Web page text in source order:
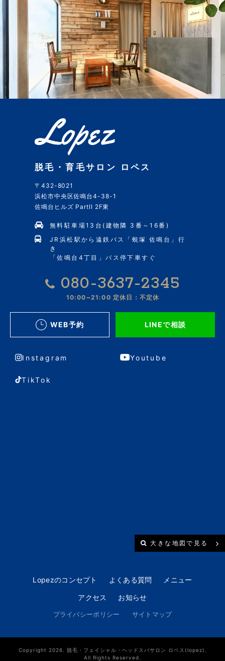
脱毛・育毛サロン ロペス
〒432-8021
浜松市中央区佐鳴台4-38-1
佐鳴台ヒルズ PartII 2F東
無料駐車場13台(建物隣 3番～16番)
JR浜松駅から遠鉄バス「蜆塚 佐鳴台」行
き
「佐鳴台4丁目」バス停下車すぐ
080-3637-2345
10:00~21:00 定休日：不定休
WEB予約 LINEで相談
Instagram Youtube
TikTok
大きな地図で見る
Lopezのコンセプト よくある質問 メニュー
アクセス お知らせ
プライバシーポリシー サイトマップ
Copyright 2026. 脱毛・フェイシャル・ヘッドスパサロン ロペス(lopez).
All Rights Reserved.